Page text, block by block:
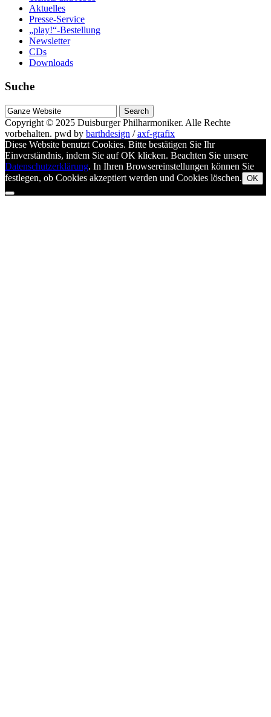
Aktuelles
Presse-Service
„play!“-Bestellung
Newsletter
CDs
Downloads
Suche
Suche
nach
Copyright © 2025 Duisburger Philharmoniker. Alle Rechte
vorbehalten. pwd by barthdesign /axf-grafix
Diese Website benutzt Cookies. Bitte bestätigen Sie Ihr
Einverständnis, indem Sie auf OK klicken. Beachten Sie unsere
Datenschutzerklärung. In Ihren Browsereinstellungen können Sie
festlegen, ob Cookies akzeptiert werden und Cookies löschen. OK